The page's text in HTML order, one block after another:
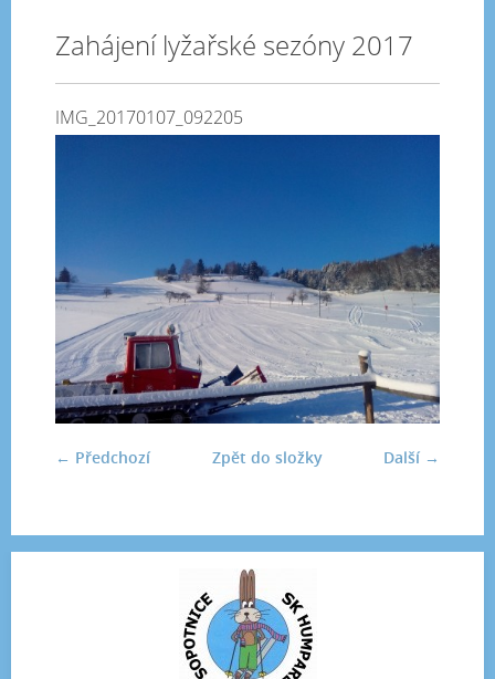
Zahájení lyžařské sezóny 2017
IMG_20170107_092205
← Předchozí Další →
Zpět do složky